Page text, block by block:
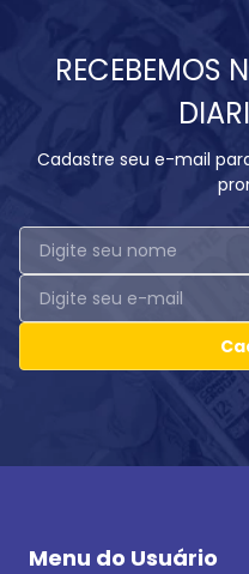
RECEBEMOS
Cadastre seu e-mail
Menu do Usuário